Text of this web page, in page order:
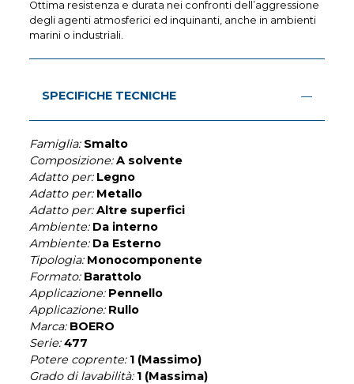
Ottima resistenza e durata nei confronti dell’aggressione
degli agenti atmosferici ed inquinanti, anche in ambienti
marini o industriali.
SPECIFICHE TECNICHE
Famiglia: Smalto
Composizione: A solvente
Adatto per: Legno
Adatto per: Metallo
Adatto per: Altre superfici
Ambiente: Da interno
Ambiente: Da Esterno
Tipologia: Monocomponente
Formato: Barattolo
Applicazione: Pennello
Applicazione: Rullo
Marca: BOERO
Serie: 477
Potere coprente: 1 (Massimo)
Grado di lavabilità: 1 (Massima)